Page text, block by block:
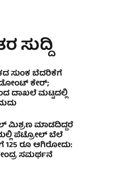
ಸುದ್ದಿ
ಸುಂಕ ಬೆದರಿಕೆಗೆ
ಕೇರ್;
ದಾಖಲೆ ಮಟ್ಟದಲ್ಲಿ
ಮಿಶ್ರಣ ಮಾಡದಿದ್ದರೆ
ಪೆಟ್ರೋಲ್ ಬೆಲೆ
125 ರೂ ಆಗಿರೋದು:
ಸಮರ್ಥನೆ